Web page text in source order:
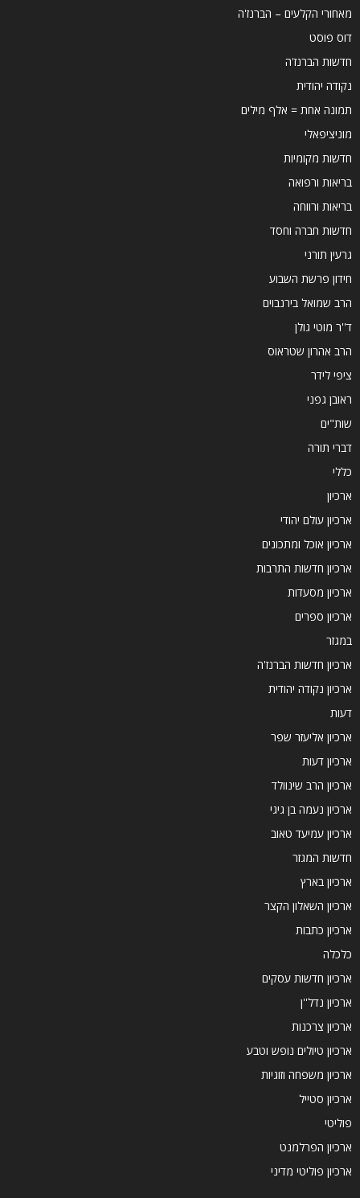
מאחורי הקלעים – הברנז'ה
דוס פוסט
חדשות הברנז'ה
נקודה יהודית
תמונה אחת = אלף מילים
מוניציפאלי
חדשות מקומיות
בריאות ורפואה
בריאות ורווחה
חדשות חברה וחסד
גרעין תורני
חידון פרשת השבוע
הרב שמואל בירנבוים
ד''ר מוטי גולן
הרב אהרון שטראוס
ציפי לידר
ראובן גפני
שות"ים
דברי תורה
כללי
ארכיון
ארכיון עולם יהודי
ארכיון אוכל ומתכונים
ארכיון חדשות התרבות
ארכיון מסעדות
ארכיון ספרים
במגזר
ארכיון חדשות הברנז'ה
ארכיון נקודה יהודית
דעות
ארכיון אליעזר שפר
ארכיון דעות
ארכיון הרב שינוולד
ארכיון נעמה בן גיגי
ארכיון עמיעד טאוב
חדשות המגזר
ארכיון בארץ
ארכיון השאלון הקצר
ארכיון כתבות
כלכלה
ארכיון חדשות עסקים
ארכיון נדל''ן
ארכיון צרכנות
ארכיון טיולים נופש וטבע
ארכיון משפחה וזוגיות
ארכיון סטייל
פוליטי
ארכיון הפרלמנט
ארכיון פוליטי מדיני